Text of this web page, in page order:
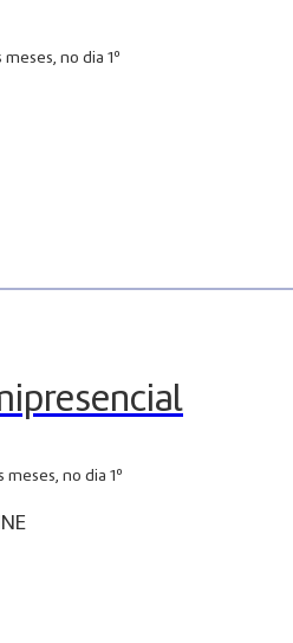
meses, no dia 1º
meses, no dia 1º